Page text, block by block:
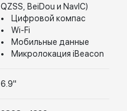
QZSS, BeiDou и NavIC)
• Цифровой компас
• Wi-Fi
• Мобильные данные
• Микролокация iBeacon
6.9"